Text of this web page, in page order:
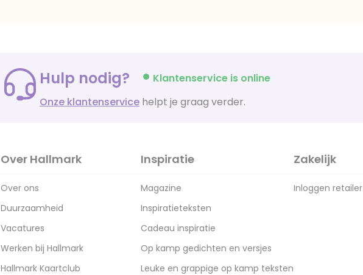
Hulp nodig?
Klantenservice is online
Onze klantenservice helpt je graag verder.
Over Hallmark
Over ons
Duurzaamheid
Vacatures
Werken bij Hallmark
Hallmark Kaartclub
Inspiratie
Magazine
Inspiratieteksten
Cadeau inspiratie
Op kamp gedichten en versjes
Leuke en grappige op kamp teksten
Zakelijk
Inloggen retailer